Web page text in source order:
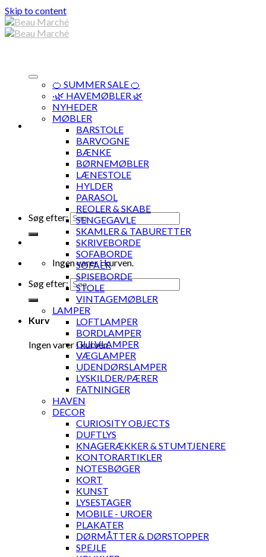
Skip to content
Søg efter:
Ingen varer i kurven.
Søg efter:
Kurv
Ingen varer i kurven.
🍊 SUMMER SALE 🍊
·🌿 HAVEMØBLER 🌿
NYHEDER
MØBLER
BARSTOLE
BARVOGNE
BÆNKE
BØRNEMØBLER
LÆNESTOLE
HYLDER
PARASOL
REOLER & SKABE
SENGEGAVLE
SKAMLER & TABURETTER
SKRIVEBORDE
SOFABORDE
SOFAER
SPISEBORDE
STOLE
VINTAGEMØBLER
LAMPER
LOFTLAMPER
BORDLAMPER
GULVLAMPER
VÆGLAMPER
UDENDØRSLAMPER
LYSKILDER/PÆRER
FATNINGER
HAVEN
DECOR
CURIOSITY OBJECTS
DUFTLYS
KNAGERÆKKER & STUMTJENERE
KONTORARTIKLER
NOTESBØGER
KORT
KUNST
LYSESTAGER
MOBILE - UROER
PLAKATER
DØRMÅTTER & DØRSTOPPER
SPEJLE